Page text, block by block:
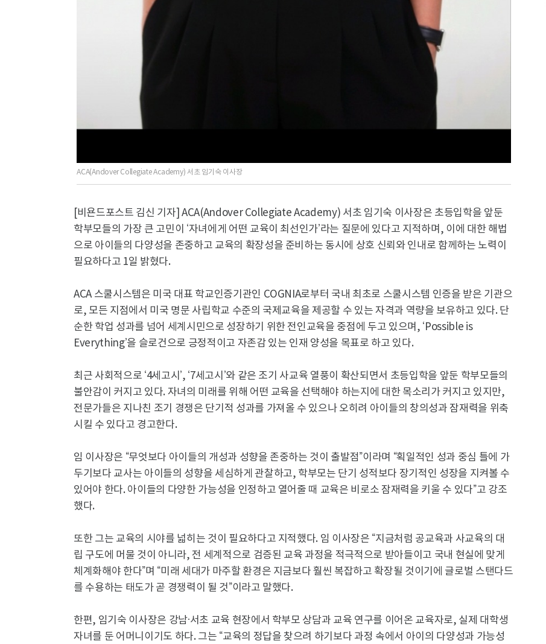
ACA(Andover Collegiate Academy) 서초 임기숙 이사장
[비욘드포스트 김신 기자] ACA(Andover Collegiate Academy) 서초 임기숙 이사장은 초등입학을 앞둔
학부모들의 가장 큰 고민이 ‘자녀에게 어떤 교육이 최선인가’라는 질문에 있다고 지적하며, 이에 대한 해법
으로 아이들의 다양성을 존중하고 교육의 확장성을 준비하는 동시에 상호 신뢰와 인내로 함께하는 노력이
필요하다고 1일 밝혔다.
ACA 스쿨시스템은 미국 대표 학교인증기관인 COGNIA로부터 국내 최초로 스쿨시스템 인증을 받은 기관으
로, 모든 지점에서 미국 명문 사립학교 수준의 국제교육을 제공할 수 있는 자격과 역량을 보유하고 있다. 단
순한 학업 성과를 넘어 세계시민으로 성장하기 위한 전인교육을 중점에 두고 있으며, ‘Possible is
Everything’을 슬로건으로 긍정적이고 자존감 있는 인재 양성을 목표로 하고 있다.
최근 사회적으로 ‘4세고시’, ‘7세고시’와 같은 조기 사교육 열풍이 확산되면서 초등입학을 앞둔 학부모들의
불안감이 커지고 있다. 자녀의 미래를 위해 어떤 교육을 선택해야 하는지에 대한 목소리가 커지고 있지만,
전문가들은 지나친 조기 경쟁은 단기적 성과를 가져올 수 있으나 오히려 아이들의 창의성과 잠재력을 위축
시킬 수 있다고 경고한다.
임 이사장은 “무엇보다 아이들의 개성과 성향을 존중하는 것이 출발점”이라며 “획일적인 성과 중심 틀에 가
두기보다 교사는 아이들의 성향을 세심하게 관찰하고, 학부모는 단기 성적보다 장기적인 성장을 지켜볼 수
있어야 한다. 아이들의 다양한 가능성을 인정하고 열어줄 때 교육은 비로소 잠재력을 키울 수 있다”고 강조
했다.
또한 그는 교육의 시야를 넓히는 것이 필요하다고 지적했다. 임 이사장은 “지금처럼 공교육과 사교육의 대
립 구도에 머물 것이 아니라, 전 세계적으로 검증된 교육 과정을 적극적으로 받아들이고 국내 현실에 맞게
체계화해야 한다”며 “미래 세대가 마주할 환경은 지금보다 훨씬 복잡하고 확장될 것이기에 글로벌 스탠다드
를 수용하는 태도가 곧 경쟁력이 될 것”이라고 말했다.
한편, 임기숙 이사장은 강남·서초 교육 현장에서 학부모 상담과 교육 연구를 이어온 교육자로, 실제 대학생
자녀를 둔 어머니이기도 하다. 그는 “교육의 정답을 찾으려 하기보다 과정 속에서 아이의 다양성과 가능성